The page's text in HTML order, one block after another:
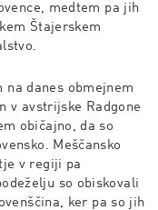
medtem pa jih
Štajerskem
na danes obmejnem
v avstrijske Radgone
običajno, da so
Meščansko
v regiji pa
so obiskovali
ker pa so jih